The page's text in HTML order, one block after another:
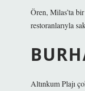
Ören, Milas’ta
restoranlarıyla
Altınkum Plajı